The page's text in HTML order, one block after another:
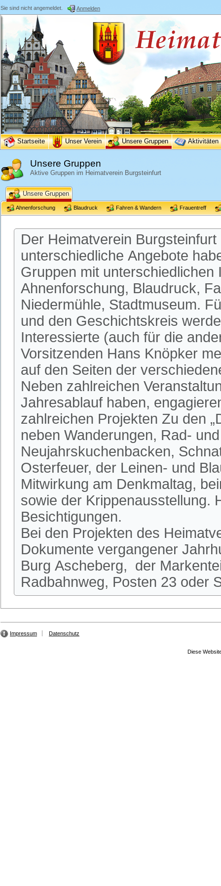
Sie sind nicht angemeldet. Anmelden
Startseite Unser Verein Unsere Gruppen Aktivitäten
Unsere Gruppen
Aktive Gruppen im Heimatverein Burgsteinfurt
Unsere Gruppen
Ahnenforschung Blaudruck Fahren & Wandern Frauentreff
Der Heimatverein
unterschiedliche Angebote
Gruppen mit
Ahnenforschung, Blaudruck,
Niedermühle, Stadtmuseum.
und den Geschichtskreis
Interessierte (auch für die
Vorsitzenden Hans Knöpker
auf den Seiten der
Neben zahlreichen
Jahresablauf haben,
zahlreichen Projekten Zu den
neben Wanderungen, Rad-
Neujahrskuchenbacken,
Osterfeuer, der Leinen- und
Mitwirkung am Denkmaltag,
sowie der Krippenausstellung.
Besichtigungen.
Bei den Projekten des
Dokumente vergangener
Burg Ascheberg, der
Radbahnweg, Posten 23 oder
Impressum Datenschutz
Diese